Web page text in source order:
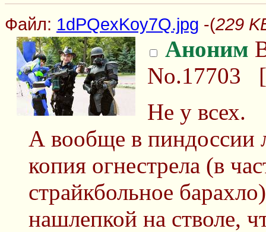
Файл: 1dPQexKoy7Q.jpg -(229
Аноним
No.17703 [
Не у всех.
А вообще в пиндоссии
копия огнестрела (в
страйкбольное
нашлепкой на стволе,